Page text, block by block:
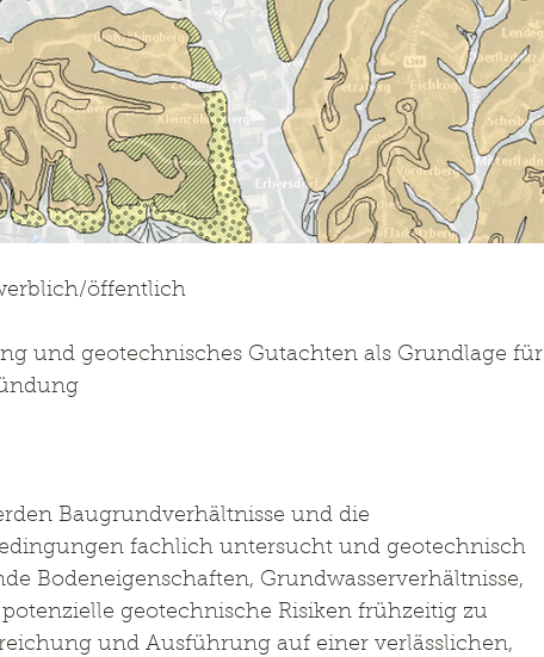
öffentlich
und geotechnisches Gutachten als Grundlage für
Baugrundverhältnisse und die
fachlich untersucht und geotechnisch
Bodeneigenschaften, Grundwasserverhältnisse,
geotechnische Risiken frühzeitig zu
und Ausführung auf einer verlässlichen,